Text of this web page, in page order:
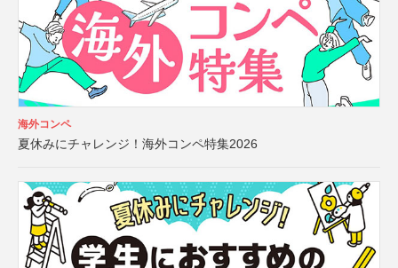
海外コンペ
夏休みにチャレンジ！海外コンペ特集2026